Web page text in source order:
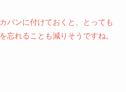
バンに付けておくと、とっても
忘れることも減りそうですね。